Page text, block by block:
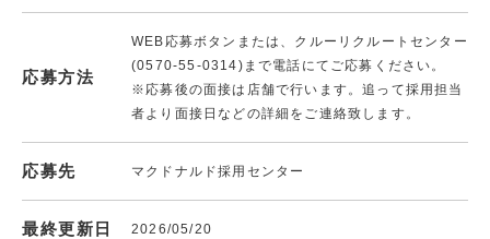
応募方法
WEB応募ボタンまたは、クルーリクルートセンター
(0570-55-0314)まで電話にてご応募ください。
※応募後の面接は店舗で行います。追って採用担当
者より面接日などの詳細をご連絡致します。
応募先 マクドナルド採用センター
最終更新日 2026/05/20